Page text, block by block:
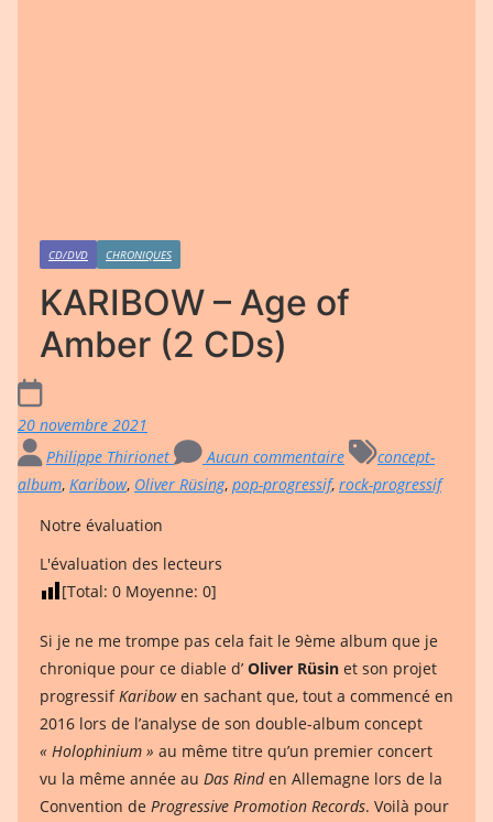
CD/DVD CHRONIQUES
KARIBOW – Age of
Amber (2 CDs)
20 novembre 2021
Philippe Thirionet
Aucun commentaire
concept-
album, Karibow, Oliver Rüsing, pop-progressif, rock-progressif
Notre évaluation
L'évaluation des lecteurs
[Total: 0 Moyenne: 0]
Si je ne me trompe pas cela fait le 9ème album que je
chronique pour ce diable d’ Oliver Rüsin et son projet
progressifKaribowen sachant que, tout a commencé en
2016 lors de l’analyse de son double-album concept
« Holophinium » au même titre qu’un premier concert
vu la même année au Das Rinden Allemagne lors de la
Convention de Progressive Promotion Records. Voilà pour